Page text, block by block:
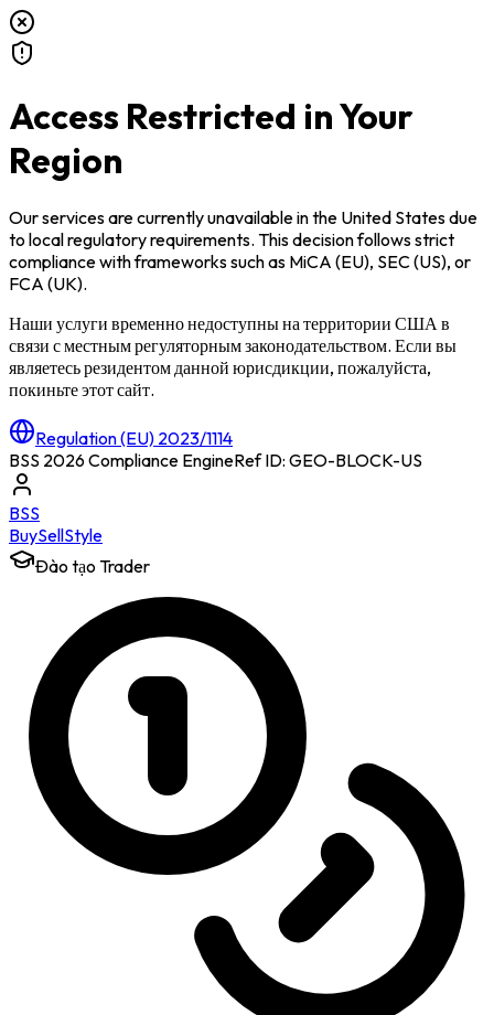
Access Restricted in Your
Region
Our services are currently unavailable inthe United Statesdue
to local regulatory requirements. This decision follows strict
compliance with frameworks such as MiCA (EU), SEC (US), or
FCA (UK).
Наши услуги временно недоступны на территории США в
связи с местным регуляторным законодательством. Если вы
являетесь резидентом данной юрисдикции, пожалуйста,
покиньте этот сайт.
Regulation (EU) 2023/1114
BSS 2026 Compliance EngineRef ID: GEO-BLOCK-US
BSS
BuySellStyle
Đào tạo Trader